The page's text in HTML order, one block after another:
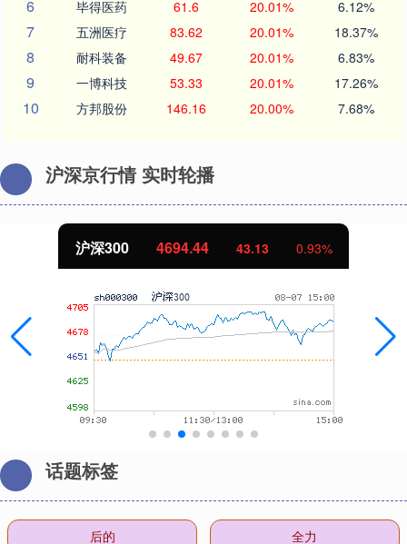
6 毕得医药 61.6 20.01% 6.12%
7 五洲医疗 83.62 20.01% 18.37%
8 耐科装备 49.67 20.01% 6.83%
9 一博科技 53.33 20.01% 17.26%
10 方邦股份 146.16 20.00% 7.68%
沪深京行情 实时轮播
沪深300 4694.44 43.13 0.93%
话题标签
后的 全力